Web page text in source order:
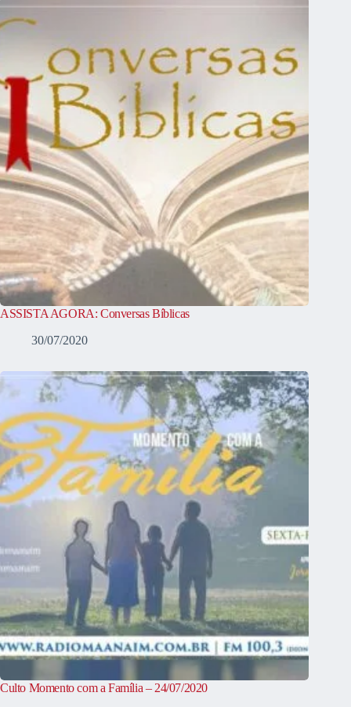
ASSISTA AGORA: Conversas Bíblicas
30/07/2020
Culto Momento com a Família – 24/07/2020